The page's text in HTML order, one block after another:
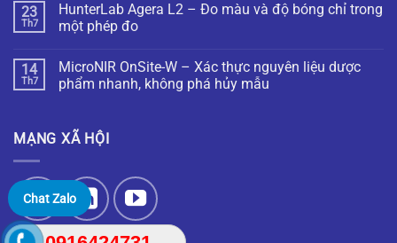
23
Th7
HunterLab Agera L2 – Đo màu và độ bóng chỉ trong
một phép đo
14
Th7
MicroNIR OnSite-W – Xác thực nguyên liệu dược
phẩm nhanh, không phá hủy mẫu
MẠNG XÃ HỘI
Chat Zalo